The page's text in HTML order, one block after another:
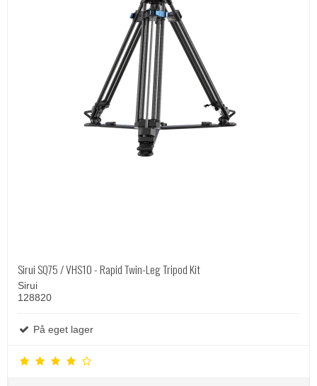
Sirui SQ75 / VHS10 - Rapid Twin-Leg Tripod Kit
Sirui
128820
På eget lager